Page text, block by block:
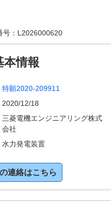
： L2026000620
本情報
特願2020-209911
2020/12/18
三菱電機エンジニアリング株式
会社
水力発電装置
連絡はこちら